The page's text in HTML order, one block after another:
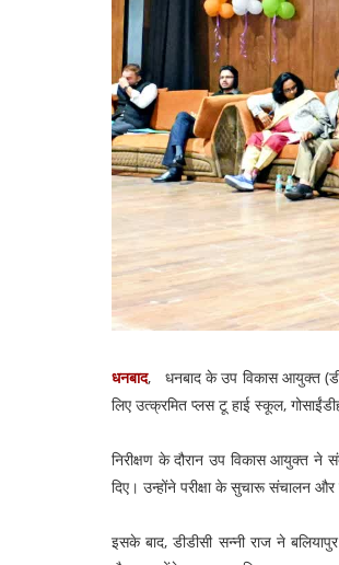
धनबाद, धनबाद के उप विकास आयुक्त
लिए उत्क्रमित प्लस टू हाई स्कूल,
निरीक्षण के दौरान उप विकास आयुक्त ने
दिए। उन्होंने परीक्षा के सुचारू संचालन
इसके बाद, डीडीसी सन्नी राज ने